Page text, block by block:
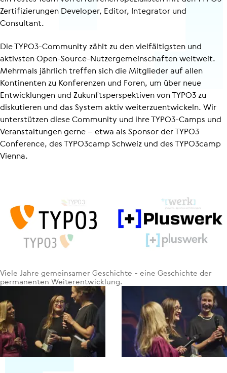
Zerti­fi­zie­rungen Developer, Editor, Integrator und
Consultant.
Die TYPO3-Community zählt zu den vielfältigsten und
aktivsten Open-Source-Nutzer­ge­mein­schaften weltweit.
Mehrmals jährlich treffen sich die Mitglieder auf allen
Kontinenten zu Konferenzen und Foren, um über neue
Entwicklungen und Zukunfts­per­spek­tiven von TYPO3 zu
diskutieren und das System aktiv weiter­zu­ent­wi­ckeln. Wir
unterstützen diese Community und ihre TYPO3-Camps und
Veran­stal­tungen gerne – etwa als Sponsor der TYPO3
Conference, des TYPO3camp Schweiz und des TYPO3camp
Vienna.
Viele Jahre gemein­sa­mer Geschichte - eine Geschichte der
per­ma­nen­ten Wei­ter­ent­wick­lung.